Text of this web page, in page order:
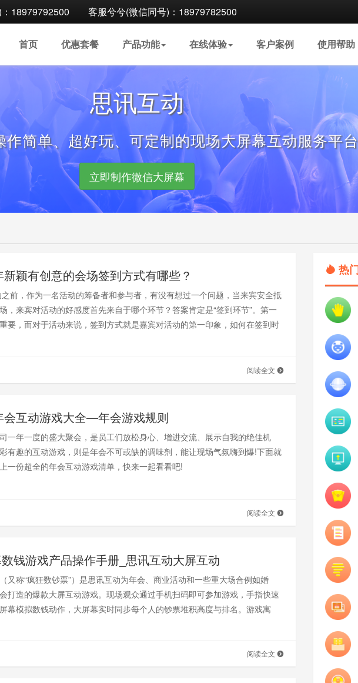
18979792500 客服兮兮(微信同号)：18979782500
首页 优惠套餐 产品功能 在线体验 客户案例 使用帮助
思讯互动
作简单、超好玩、可定制的现场大屏幕互动服务平台
立即制作微信大屏幕
新颖有创意的会场签到方式有哪些？
前，作为一名活动的筹备者和参与者，有没有想过一个问题，当来宾安全抵
，来宾对活动的好感度首先来自于哪个环节？答案肯定是“签到环节”。第一
要，而对于活动来说，签到方式就是嘉宾对活动的第一印象，如何在签到时
阅读全文
会互动游戏大全—年会游戏规则
一年一度的盛大聚会，是员工们放松身心、增进交流、展示自我的绝佳机
有趣的互动游戏，则是年会不可或缺的调味剂，能让现场气氛嗨到爆!下面就
一份超全的年会互动游戏清单，快来一起看看吧!
阅读全文
钱游戏产品操作手册_思讯互动大屏互动
又称“疯狂数钞票”）是思讯互动为年会、商业活动和一些重大场合例如婚
打造的爆款大屏互动游戏。现场观众通过手机扫码即可参加游戏，手指快速
幕模拟数钱动作，大屏幕实时同步每个人的钞票堆积高度与排名。游戏寓
阅读全文
热